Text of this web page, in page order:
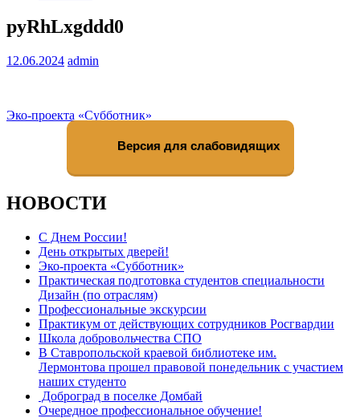
pyRhLxgddd0
12.06.2024 admin
Навигация
Эко-проекта «Субботник»
Версия для слабовидящих
НОВОСТИ
С Днем России!
День открытых дверей!
Эко-проекта «Субботник»
Практическая подготовка студентов специальности
Дизайн (по отраслям)
Профессиональные экскурсии
Практикум от действующих сотрудников Росгвардии
Школа добровольчества СПО
В Ставропольской краевой библиотеке им.
Лермонтова прошел правовой понедельник с участием
наших студенто
Доброград в поселке Домбай
Очередное профессиональное обучение!